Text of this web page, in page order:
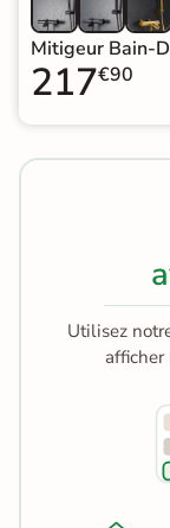
Mitigeur Bain-
217€90
Utilisez
afficher